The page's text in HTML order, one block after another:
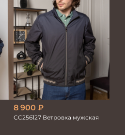
8 900 ₽
СС256127 Ветровка мужская